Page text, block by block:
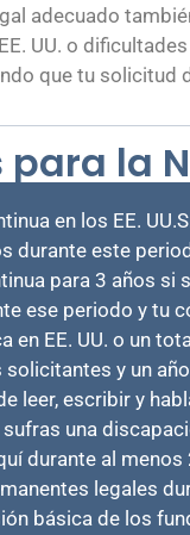
adecuado
UU. o
que tu solicitud
para la
en los EE.
durante este
para 3 años si
ese periodo y tu
en EE. UU. o un
solicitantes y un
leer, escribir y
una
durante al
legales
básica de los